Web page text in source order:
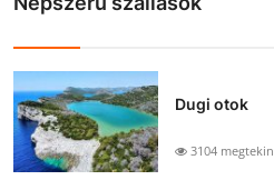
Dugi otok
3104